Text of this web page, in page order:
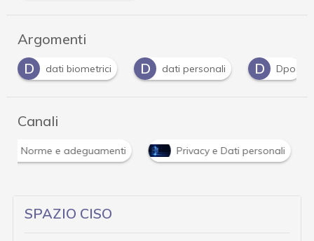
Argomenti
D
dati biometrici D dati personali D Dpo
Canali
Norme e adeguamenti Privacy e Dati personali
SPAZIO CISO